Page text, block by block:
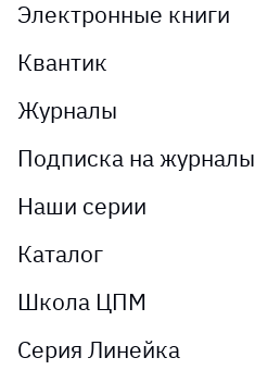
Электронные книги
Квантик
Журналы
Подписка на журналы
Наши серии
Каталог
Школа ЦПМ
Серия Линейка